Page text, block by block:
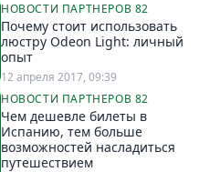
НОВОСТИ ПАРТНЕРОВ 82
Почему стоит использовать
люстру Odeon Light: личный
опыт
12 апреля 2017, 09:39
НОВОСТИ ПАРТНЕРОВ 82
Чем дешевле билеты в
Испанию, тем больше
возможностей насладиться
путешествием